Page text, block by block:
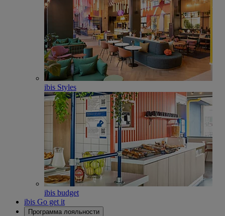
ibis Styles
ibis budget
ibis Go get it
Программа лояльности